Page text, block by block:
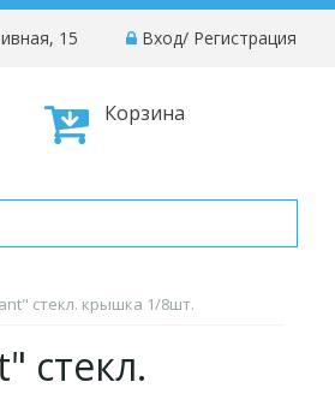
Вход/ Регистрация
15
Корзина
стекл. крышка 1/8шт.
стекл.